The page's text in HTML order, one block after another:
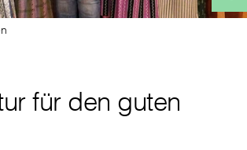
für den guten